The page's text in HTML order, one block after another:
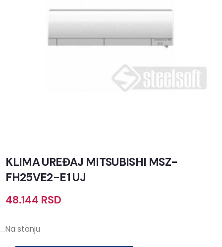
KLIMA UREĐAJ MITSUBISHI MSZ-
FH25VE2-E1 UJ
48.144 RSD
Na stanju